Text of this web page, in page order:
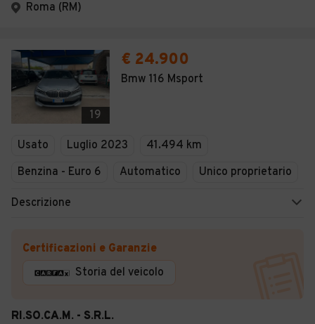
Roma (RM)
19
€ 24.900
Bmw 116 Msport
Usato Luglio 2023
41.494 km
Benzina - Euro 6
Automatico Unico proprietario
Descrizione
Certificazioni e Garanzie
Storia del veicolo
RI.SO.CA.M. - S.R.L.